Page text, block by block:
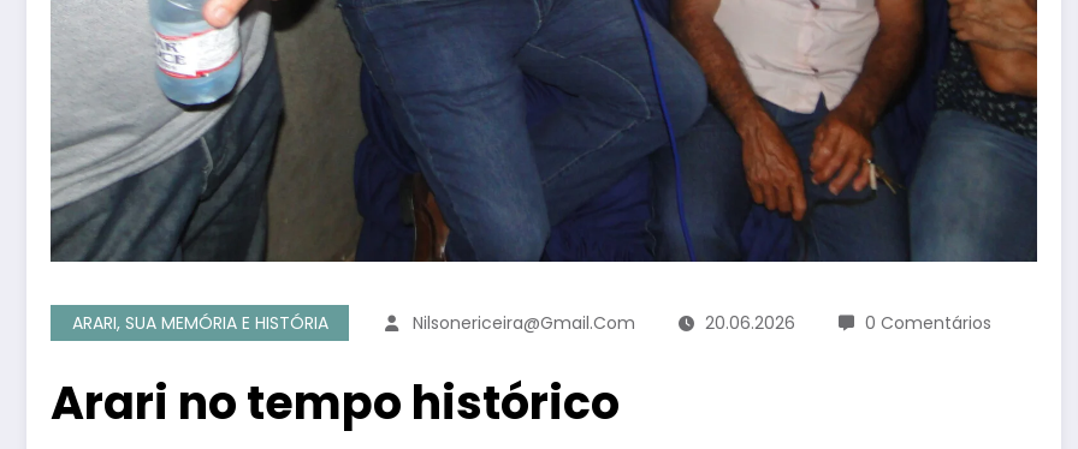
ARARI, SUA MEMÓRIA E HISTÓRIA Nilsonericeira@gmail.com 20.06.2026 0 Comentários
Arari no tempo histórico